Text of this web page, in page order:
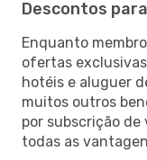
Descontos
Enquanto
ofertas
hotéis e aluguer
muitos outros
por subscrição de
todas as